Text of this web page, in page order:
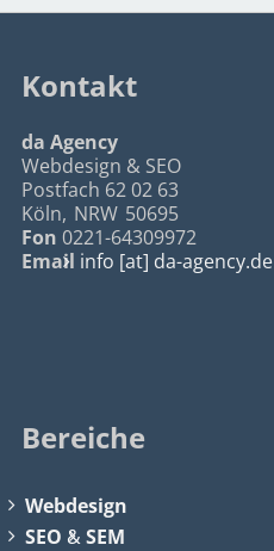
Kontakt
da Agency
Webdesign & SEO
Postfach 62 02 63
Köln, NRW 50695
Fon 0221-64309972
Email info [at] da-agency.de
Bereiche
Webdesign
SEO &SEM